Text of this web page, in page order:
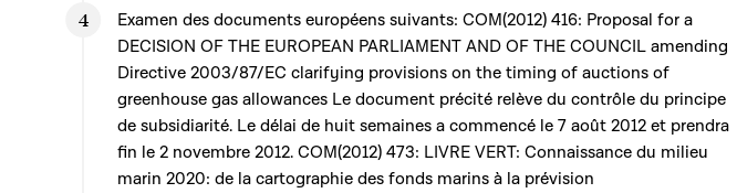
Examen des documents européens suivants: COM(2012) 416: Proposal for a
DECISION OF THE EUROPEAN PARLIAMENT AND OF THE COUNCIL amending
Directive 2003/87/EC clarifying provisions on the timing of auctions of
greenhouse gas allowances Le document précité relève du contrôle du principe
de subsidiarité. Le délai de huit semaines a commencé le 7 août 2012 et prendra
fin le 2 novembre 2012. COM(2012) 473: LIVRE VERT: Connaissance du milieu
marin 2020: de la cartographie des fonds marins à la prévision